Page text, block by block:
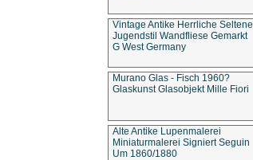
Vintage Antike Herrliche Seltene
Jugendstil Wandfliese Gemarkt
G West Germany
Murano Glas - Fisch 1960?
Glaskunst Glasobjekt Mille Fiori
Alte Antike Lupenmalerei
Miniaturmalerei Signiert Seguin
Um 1860/1880